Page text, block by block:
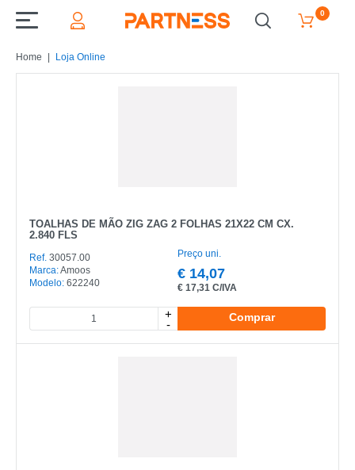
0
Home Loja Online
TOALHAS DE MÃO ZIG ZAG 2 FOLHAS 21X22 CM CX.
2.840 FLS
Ref. 30057.00
Marca:Amoos
Modelo: 622240
Preço uni.
€ 14,07
€ 17,31 C/IVA
+
-
Comprar